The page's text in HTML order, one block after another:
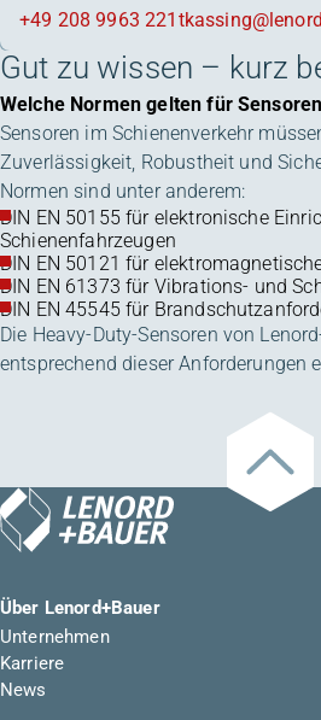
+49 208 9963 221
Gut zu wissen – kurz
Welche Normen gelten für
Sensoren im Schienenverkehr
Zuverlässigkeit, Robustheit und
Normen sind unter anderem:
DIN EN 50155 für elektronische
Schienenfahrzeugen
DIN EN 50121 für
DIN EN 61373 für Vibrations- und
DIN EN 45545 für
Die Heavy-Duty-Sensoren von
entsprechend dieser Anforderungen
Über Lenord+Bauer
Unternehmen
Karriere
News